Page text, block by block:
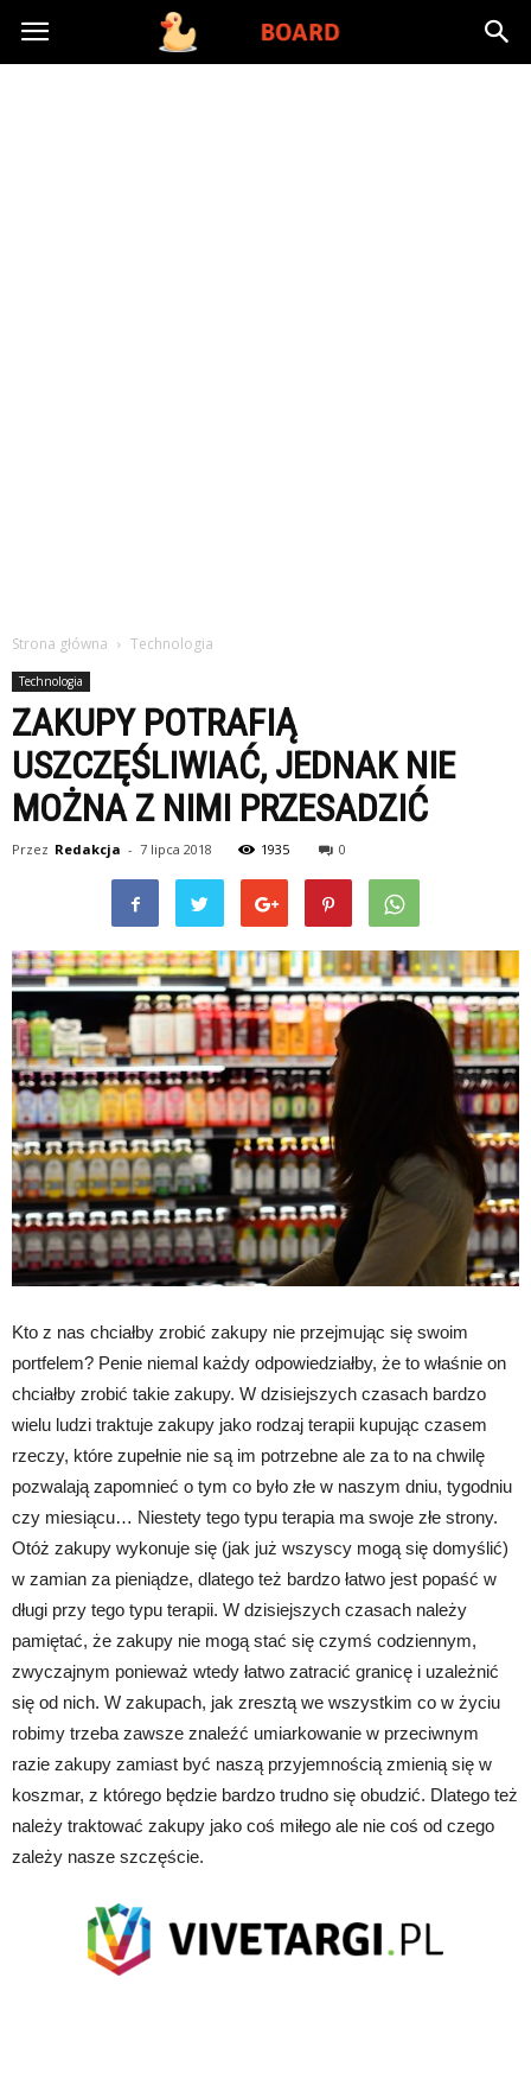
Toysboard.pl
Strona główna Technologia
Technologia
ZAKUPY POTRAFIĄ
USZCZĘŚLIWIAĆ, JEDNAK NIE
MOŻNA Z NIMI PRZESADZIĆ
Przez Redakcja - 7 lipca 2018 1935 0
Kto z nas chciałby zrobić zakupy nie przejmując się swoim
portfelem? Penie niemal każdy odpowiedziałby, że to właśnie on
chciałby zrobić takie zakupy. W dzisiejszych czasach bardzo
wielu ludzi traktuje zakupy jako rodzaj terapii kupując czasem
rzeczy, które zupełnie nie są im potrzebne ale za to na chwilę
pozwalają zapomnieć o tym co było złe w naszym dniu, tygodniu
czy miesiącu… Niestety tego typu terapia ma swoje złe strony.
Otóż zakupy wykonuje się (jak już wszyscy mogą się domyślić)
w zamian za pieniądze, dlatego też bardzo łatwo jest popaść w
długi przy tego typu terapii. W dzisiejszych czasach należy
pamiętać, że zakupy nie mogą stać się czymś codziennym,
zwyczajnym ponieważ wtedy łatwo zatracić granicę i uzależnić
się od nich. W zakupach, jak zresztą we wszystkim co w życiu
robimy trzeba zawsze znaleźć umiarkowanie w przeciwnym
razie zakupy zamiast być naszą przyjemnością zmienią się w
koszmar, z którego będzie bardzo trudno się obudzić. Dlatego też
należy traktować zakupy jako coś miłego ale nie coś od czego
zależy nasze szczęście.